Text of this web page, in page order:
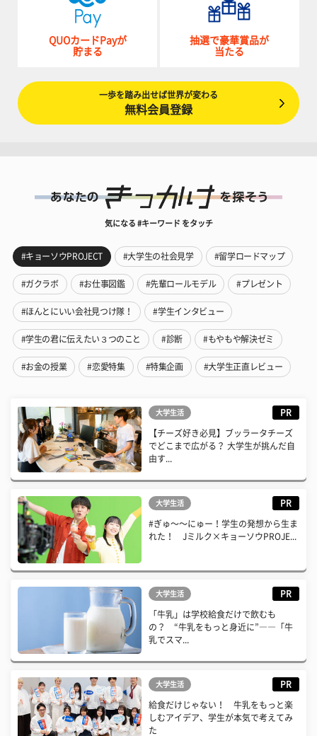
QUOカードPayが
貯まる
抽選で豪華賞品が
当たる
一歩を踏み出せば世界が変わる
無料会員登録
気になる #キーワード をタッチ
#キョーソウPROJECT #大学生の社会見学 #留学ロードマップ
#ガクラボ #お仕事図鑑 #先輩ロールモデル #プレゼント
#ほんとにいい会社見つけ隊！ #学生インタビュー
#学生の君に伝えたい３つのこと #診断 #もやもや解決ゼミ
#お金の授業 #恋愛特集 #特集企画 #大学生正直レビュー
大学生活 PR
【チーズ好き必見】ブッラータチーズ
でどこまで広がる？ 大学生が挑んだ自
由す...
大学生活 PR
#ぎゅ〜〜にゅー！学生の発想から生ま
れた！ Jミルク×キョーソウPROJE...
大学生活 PR
「牛乳」は学校給食だけで飲むも
の？ “牛乳をもっと身近に”――「牛
乳でスマ...
大学生活 PR
給食だけじゃない！ 牛乳をもっと楽
しむアイデア、学生が本気で考えてみ
た